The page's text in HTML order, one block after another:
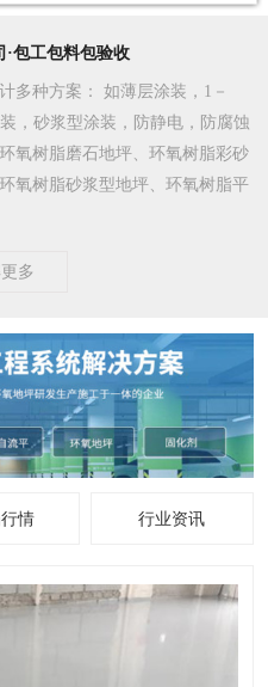
包工包料包验收
多种方案 ： 如薄层涂装，1－
，砂浆型涂装，防静电，防腐蚀
氧树脂磨石地坪、环氧树脂彩砂
氧树脂砂浆型地坪、环氧树脂平
多
情 行业资讯